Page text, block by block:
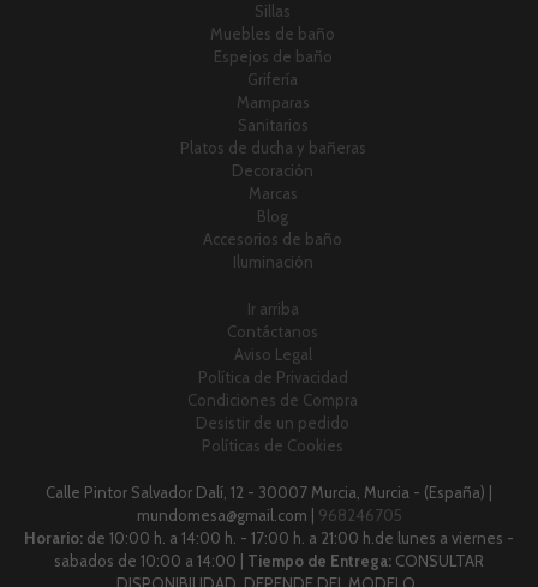
Sillas
Muebles de baño
Espejos de baño
Grifería
Mamparas
Sanitarios
Platos de ducha y bañeras
Decoración
Marcas
Blog
Accesorios de baño
Iluminación
Ir arriba
Contáctanos
Aviso Legal
Política de Privacidad
Condiciones de Compra
Desistir de un pedido
Políticas de Cookies
Calle Pintor Salvador Dalí, 12 - 30007 Murcia, Murcia - (España) |
mundomesa@gmail.com | 968246705
Horario: de 10:00 h. a 14:00 h. - 17:00 h. a 21:00 h.de lunes a viernes -
sabados de 10:00 a 14:00 | Tiempo de Entrega: CONSULTAR